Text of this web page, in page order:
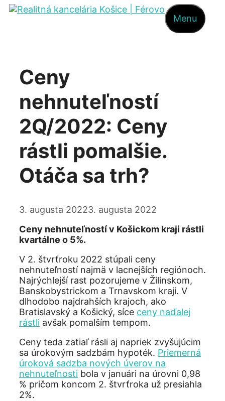
Preskočiť
Menu
Ceny
nehnuteľností
2Q/2022: Ceny
rástli pomalšie.
Otáča sa trh?
3. augusta 20223. augusta 2022
Ceny nehnuteľností v Košickom kraji rástli
kvartálne o 5%.
V 2. štvrťroku 2022 stúpali ceny
nehnuteľností najmä v lacnejších regiónoch.
Najrýchlejší rast pozorujeme v Žilinskom,
Banskobystrickom a Trnavskom kraji. V
dlhodobo najdrahších krajoch, ako
Bratislavský a Košický, síce ceny naďalej
rástli avšak pomalším tempom.
Ceny teda zatiaľ rásli aj napriek zvyšujúcim
sa úrokovým sadzbám hypoték. Priemerná
úroková sadzba nových úverov na
nehnuteľnosti bola v januári na úrovni 0,98
% pričom koncom 2. štvrťroka už presiahla
2%.